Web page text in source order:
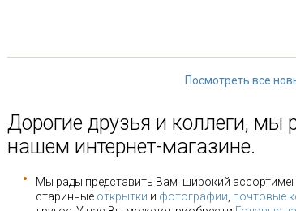
Посмотреть все
Дорогие друзья и коллеги, мы
нашем интернет-магазине.
Мы рады представить Вам широкий
старинные открытки и фотографии почтовые